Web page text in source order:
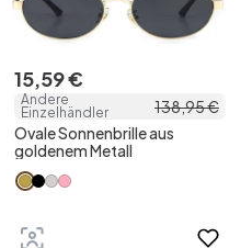
15,59€
Andere
Einzelhändler
138,95€
Ovale Sonnenbrille aus
goldenem Metall